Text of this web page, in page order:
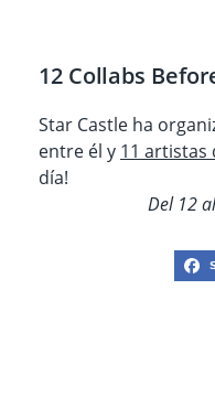
12 Collabs
Star Castle ha
entre él y 11 artistas
día!
Del 12